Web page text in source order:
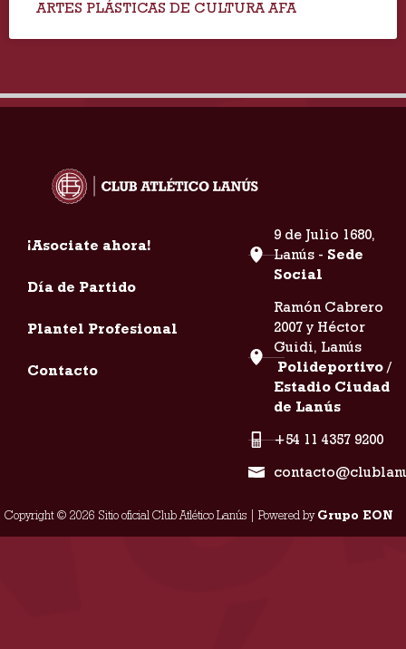
ARTES PLÁSTICAS DE CULTURA AFA
¡Asociate ahora!
Día de Partido
Plantel Profesional
Contacto
9 de Julio 1680,
Lanús - Sede
Social
Ramón Cabrero
2007 y Héctor
Guidi, Lanús
Polideportivo /
Estadio Ciudad
de Lanús
+54 11 4357 9200
Copyright © 2026 Sitio oficial Club Atlético Lanús | Powered byGrupo EON